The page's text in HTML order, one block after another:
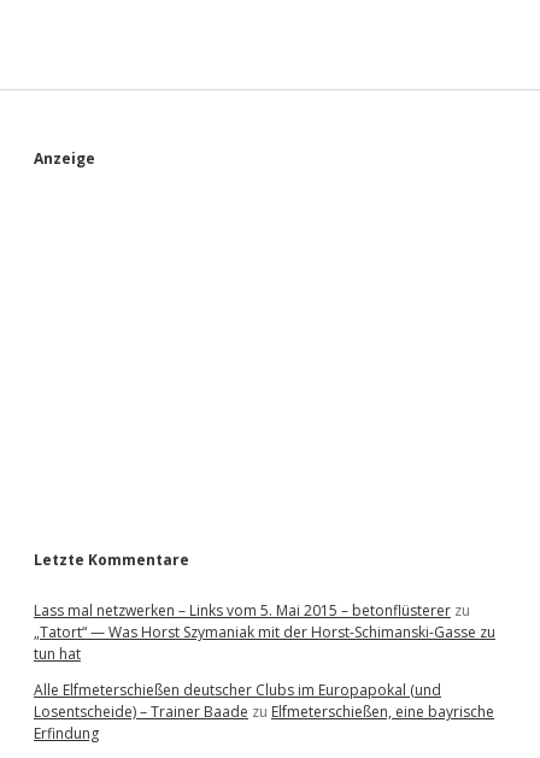
S
Anzeige
Letzte Kommentare
Lass mal netzwerken – Links vom 5. Mai 2015 – betonflüsterer zu
„Tatort“ — Was Horst Szymaniak mit der Horst-Schimanski-Gasse zu
tun hat
Alle Elfmeterschießen deutscher Clubs im Europapokal (und
Losentscheide) – Trainer Baade zu Elfmeterschießen, eine bayrische
Erfindung